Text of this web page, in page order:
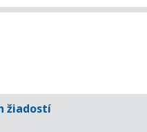
žiadostí